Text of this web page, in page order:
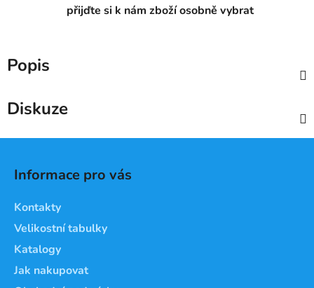
přijďte si k nám zboží osobně vybrat
Popis
Diskuze
Informace pro vás
Kontakty
Velikostní tabulky
Katalogy
Jak nakupovat